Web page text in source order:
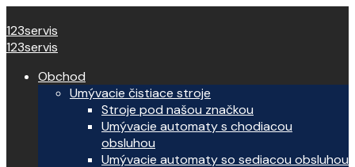
123servis
123servis
Obchod
Umývacie čistiace stroje
Stroje pod našou značkou
Umývacie automaty s chodiacou
obsluhou
Umývacie automaty so sediacou obsluhou